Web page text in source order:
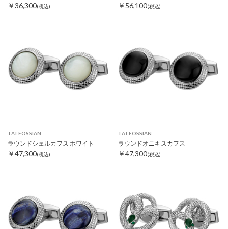
￥36,300(税込) ￥56,100(税込)
TATEOSSIAN
ラウンドシェルカフス ホワイト
￥47,300(税込)
TATEOSSIAN
ラウンドオニキスカフス
￥47,300(税込)